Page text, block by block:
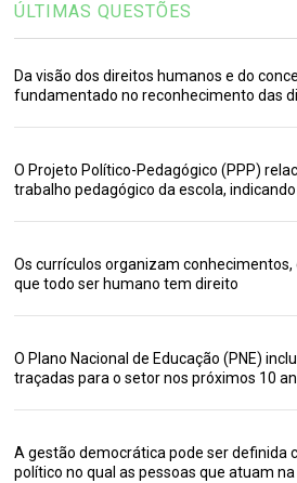
ÚLTIMAS QUESTÕES
Da visão dos direitos humanos e do
fundamentado no reconhecimento das
O Projeto Político-Pedagógico (PPP)
trabalho pedagógico da escola, indicando
Os currículos organizam
que todo ser humano tem direito
O Plano Nacional de Educação (PNE)
traçadas para o setor nos próximos 10
A gestão democrática pode ser definida
político no qual as pessoas que atuam na